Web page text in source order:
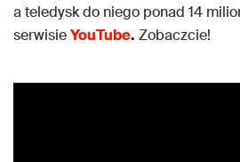
a teledysk do niego ponad 14
serwisieYouTube. Zobaczcie!